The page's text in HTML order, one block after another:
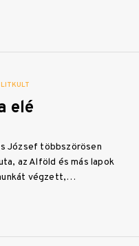
LITKULT
elé
József többszörösen
az Alföld és más lapok
végzett,…